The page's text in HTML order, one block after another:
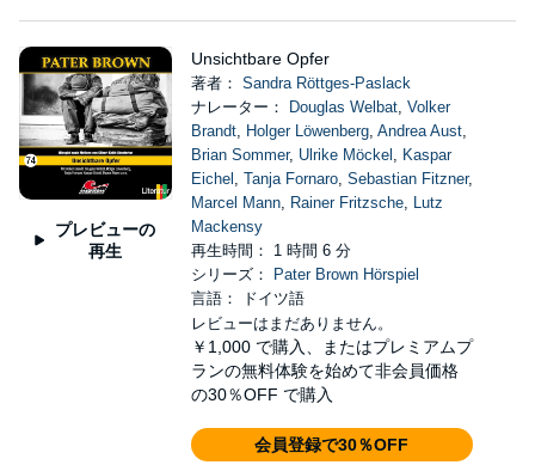
プレビューの
再生
Unsichtbare Opfer
著者： Sandra Röttges-Paslack
ナレーター：
Douglas Welbat, Volker
Brandt, Holger Löwenberg, Andrea Aust,
Brian Sommer, Ulrike Möckel , Kaspar
Eichel , Tanja Fornaro, Sebastian Fitzner,
Marcel Mann, Rainer Fritzsche, Lutz
Mackensy
再生時間： 1 時間 6 分
シリーズ：
Pater Brown Hörspiel
言語： ドイツ語
レビューはまだありません。
￥1,000 で購入、またはプレミアムプ
ランの無料体験を始めて非会員価格
の30％OFF で購入
会員登録で30％OFF